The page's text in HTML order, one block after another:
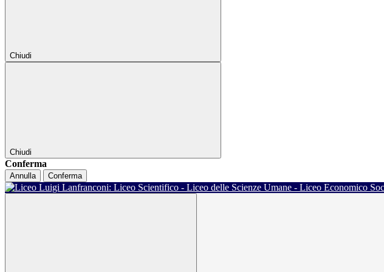
Chiudi
Chiudi
Conferma
Annulla Conferma